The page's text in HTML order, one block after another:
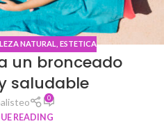
NATURAL ESTETICA
un bronceado
saludable
0
READING